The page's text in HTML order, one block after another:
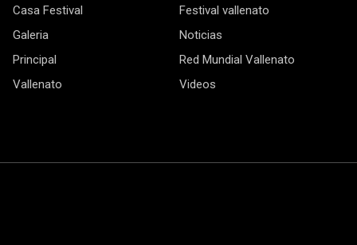
Casa Festival
Festival vallenato
Galeria
Noticias
Principal
Red Mundial Vallenato
Vallenato
Videos